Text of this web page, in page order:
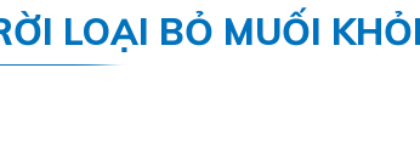
LOẠI BỎ MUỐI